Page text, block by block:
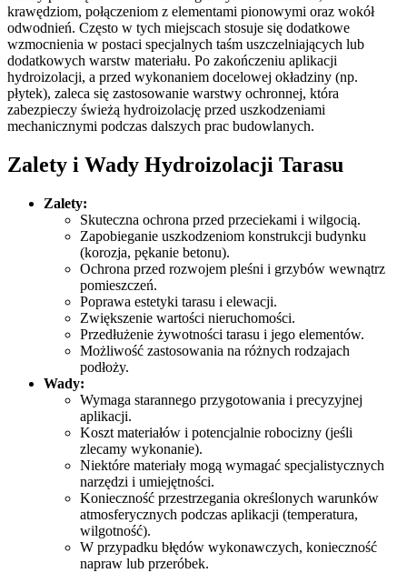
krawędziom, połączeniom z elementami pionowymi oraz wokół
odwodnień. Często w tych miejscach stosuje się dodatkowe
wzmocnienia w postaci specjalnych taśm uszczelniających lub
dodatkowych warstw materiału. Po zakończeniu aplikacji
hydroizolacji, a przed wykonaniem docelowej okładziny (np.
płytek), zaleca się zastosowanie warstwy ochronnej, która
zabezpieczy świeżą hydroizolację przed uszkodzeniami
mechanicznymi podczas dalszych prac budowlanych.
Zalety i Wady Hydroizolacji Tarasu
Zalety:
Skuteczna ochrona przed przeciekami i wilgocią.
Zapobieganie uszkodzeniom konstrukcji budynku
(korozja, pękanie betonu).
Ochrona przed rozwojem pleśni i grzybów wewnątrz
pomieszczeń.
Poprawa estetyki tarasu i elewacji.
Zwiększenie wartości nieruchomości.
Przedłużenie żywotności tarasu i jego elementów.
Możliwość zastosowania na różnych rodzajach
podłoży.
Wady:
Wymaga starannego przygotowania i precyzyjnej
aplikacji.
Koszt materiałów i potencjalnie robocizny (jeśli
zlecamy wykonanie).
Niektóre materiały mogą wymagać specjalistycznych
narzędzi i umiejętności.
Konieczność przestrzegania określonych warunków
atmosferycznych podczas aplikacji (temperatura,
wilgotność).
W przypadku błędów wykonawczych, konieczność
napraw lub przeróbek.